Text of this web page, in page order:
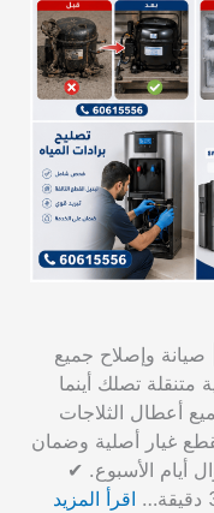
الكويت 24 ساعة | صيانة وإصلاح جميع
خدمة فنية متنقلة تصلك أينما
أعطال الثلاجات
غيار أصلية وضمان
24 ساعة طوال أيام الأسبوع. ✔
اقرأ المزيد